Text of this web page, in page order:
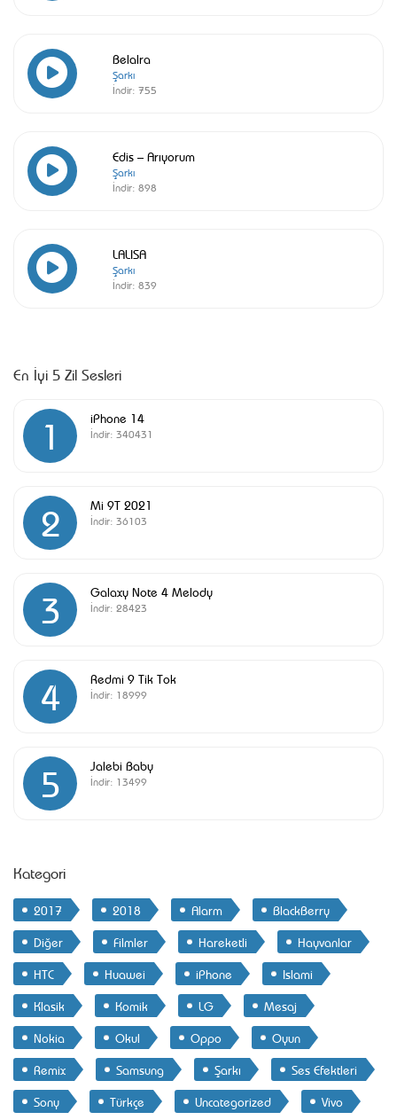
Belalra
Şarkı
İndir: 755
Edis – Arıyorum
Şarkı
İndir: 898
LALISA
Şarkı
İndir: 839
En İyi 5 Zil Sesleri
1 iPhone 14
İndir: 340431
2 Mi 9T 2021
İndir: 36103
3 Galaxy Note 4 Melody
İndir: 28423
4 Redmi 9 Tik Tok
İndir: 18999
5 Jalebi Baby
İndir: 13499
Kategori
2017 2018 Alarm
BlackBerry
Diğer
Filmler Hareketli
Hayvanlar
HTC
Huawei iPhone
Islami
Klasik
Komik LG
Mesaj
Nokia
Okul Oppo
Oyun
Remix
Samsung Şarkı
Ses Efektleri
Sony
Türkçe Uncategorized Vivo